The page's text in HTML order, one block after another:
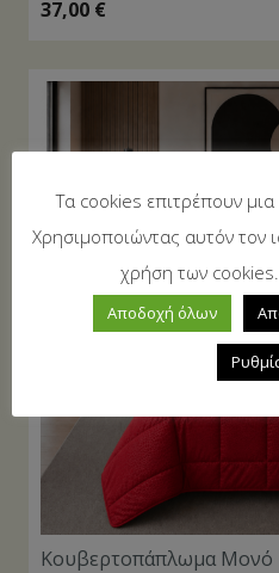
37,00 €
Κουβερτοπάπλωμα Μονό
Τα cookies επιτρέπουν μια
Χρησιμοποιώντας αυτόν τον
χρήση των cookies.
Αποδοχή όλων